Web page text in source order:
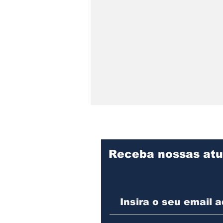
abre matrículas para a
Educação de Jovens e
Receba nossas